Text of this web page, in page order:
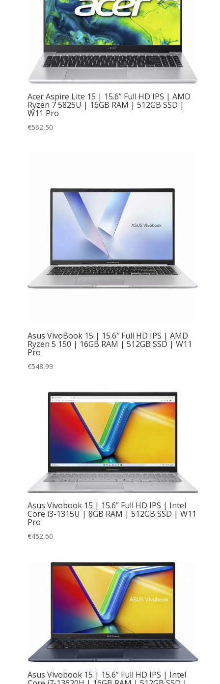
Acer Aspire Lite 15 | 15.6” Full HD IPS | AMD
Ryzen 7 5825U | 16GB RAM | 512GB SSD |
W11 Pro
€562,50
Asus VivoBook 15 | 15.6″ Full HD IPS | AMD
Ryzen 5 150 | 16GB RAM | 512GB SSD | W11
Pro
€548,99
Asus Vivobook 15 | 15.6” Full HD IPS | Intel
Core i3-1315U | 8GB RAM | 512GB SSD | W11
Pro
€452,50
Asus Vivobook 15 | 15.6” Full HD IPS | Intel